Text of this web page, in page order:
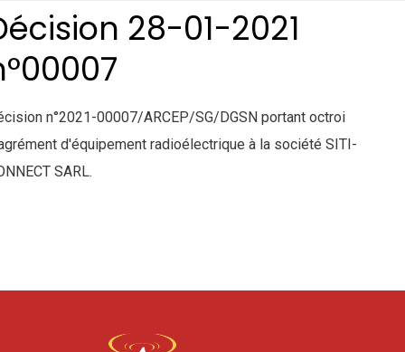
28-01-2021
n°2021-00007/ARCEP/SG/DGSN portant octroi
d'équipement radioélectrique à la société SITI-
SARL.